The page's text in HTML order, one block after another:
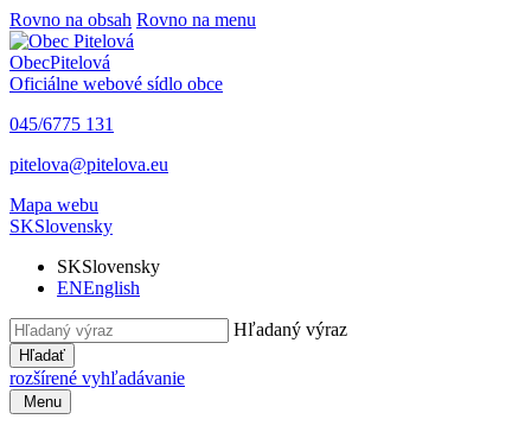
Rovno na obsah Rovno na menu
ObecPitelová
Oficiálne webové sídlo obce
045/6775 131
pitelova@pitelova.eu
Mapa webu
SKSlovensky
SKSlovensky
ENEnglish
Hľadaný výraz
Hľadať
rozšírené vyhľadávanie
Menu